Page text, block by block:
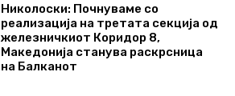
Николоски: Почнуваме со
реализација на третата секција од
железничкиот Коридор 8,
Македонија станува раскрсница
на Балканот